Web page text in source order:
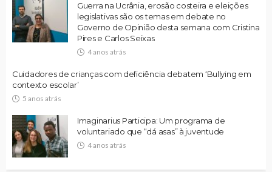
Guerra na Ucrânia, erosão costeira e eleições
legislativas são os temas em debate no
Governo de Opinião desta semana com Cristina
Pires e Carlos Seixas
4 anos atrás
Cuidadores de crianças com deficiência debatem ‘Bullying em
contexto escolar’
5 anos atrás
Imaginarius Participa: Um programa de
voluntariado que “dá asas” à juventude
4 anos atrás